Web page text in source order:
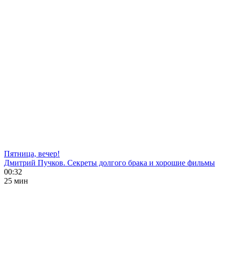
Пятница, вечер!
Дмитрий Пучков. Секреты долгого брака и хорошие фильмы
00:32
25 мин